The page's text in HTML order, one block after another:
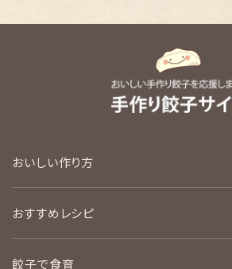
おいしい作り方
おすすめレシピ
餃子で食育